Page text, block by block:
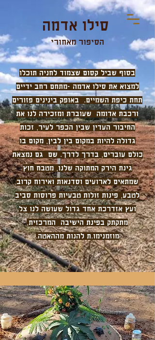
הסיפור מאחורי
בסוף שביל קסום שצמוד לחניה תוכלו
למצוא את סילו אדמה -מתחם רחב ידיים
תחת כיפת השמיים. באופק בינינים פזורים
ורכבת אדומה שעוברת ומזכירה לנו את
החיבור העדין שבין הכפר לעיר, זכות
גדולה להיות במקום בין לבין, מקום בו
כולם עוברים, בדרך לדרך. שם גם נמצאת
גינת הירק המתוקה שלנו, מטבח חוץ
שמתאים לארועים וסדנאות ואירוח קרוב
לטבע, פינות זולות טבעיות פרוסות סביב
ועץ אזדרכת אחד גדול שעושה לנו צל
מתקתק בפינת הישיבה המרכזית,
מוזמנימו.ת להנות מההאטה.